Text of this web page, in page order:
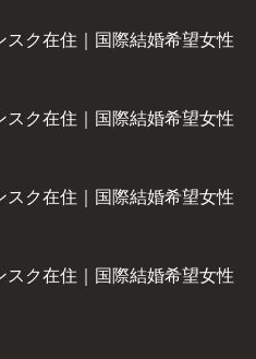
ク在住｜国際結婚希望女性
ク在住｜国際結婚希望女性
ク在住｜国際結婚希望女性
ク在住｜国際結婚希望女性